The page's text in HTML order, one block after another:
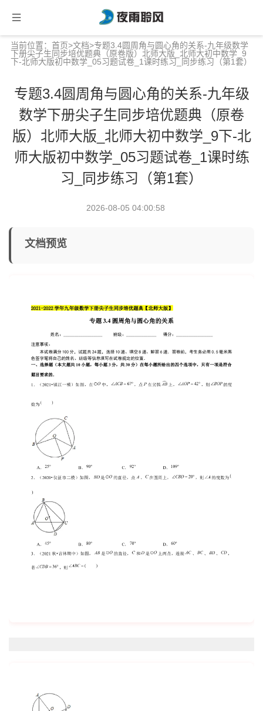
当前位置： 首页>文档>专题3.4圆周角与圆心角的关系-九年级数学
下册尖子生同步培优题典（原卷版）北师大版_北师大初中数学_9
下-北师大版初中数学_05习题试卷_1课时练习_同步练习（第1套）
专题3.4圆周角与圆心角的关系-九年级
数学下册尖子生同步培优题典（原卷
版）北师大版_北师大初中数学_9下-北
师大版初中数学_05习题试卷_1课时练
习_同步练习（第1套）
2026-08-05 04:00:58
文档预览